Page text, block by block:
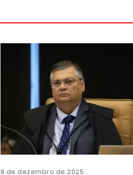
8 de dezembro de 2025